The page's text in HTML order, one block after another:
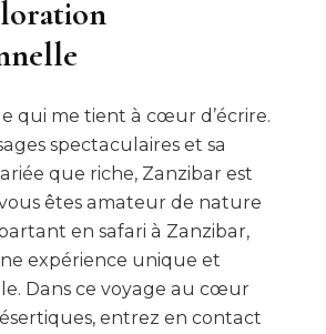
qui me tient à cœur d’écrire.
spectaculaires et sa
que riche, Zanzibar est
êtes amateur de nature
en safari à Zanzibar,
expérience unique et
Dans ce voyage au cœur
entrez en contact